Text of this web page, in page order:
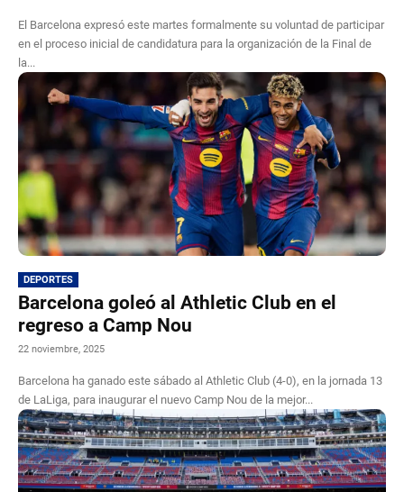
El Barcelona expresó este martes formalmente su voluntad de participar
en el proceso inicial de candidatura para la organización de la Final de
la...
DEPORTES
Barcelona goleó al Athletic Club en el
regreso a Camp Nou
22 noviembre, 2025
Barcelona ha ganado este sábado al Athletic Club (4-0), en la jornada 13
de LaLiga, para inaugurar el nuevo Camp Nou de la mejor...